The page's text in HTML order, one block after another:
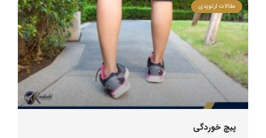
مقالات ارتوپدی
پیچ خوردگی